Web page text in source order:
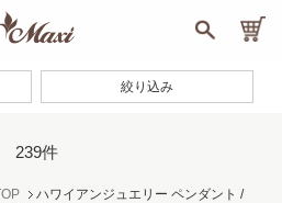
239件
ハワイアンジュエリー ペンダント /
絞り込み